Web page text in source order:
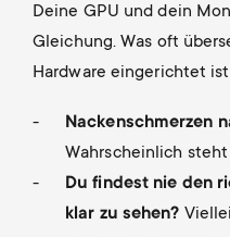
Deine GPU und dein
Gleichung. Was oft
Hardware eingerichtet
Nackenschmerzen
Wahrscheinlich
Du findest nie den
klar zu sehen?